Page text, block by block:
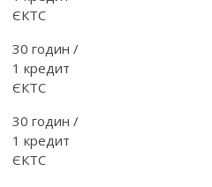
ЄКТС
30 годин /
1 кредит
ЄКТС
30 годин /
1 кредит
ЄКТС